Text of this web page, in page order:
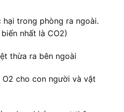
trong phòng ra ngoài.
nhất là CO2)
thừa ra bên ngoài
cho con người và vật